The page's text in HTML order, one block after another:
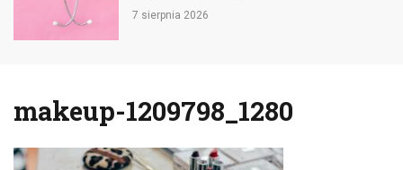
7 sierpnia 2026
makeup-1209798_1280